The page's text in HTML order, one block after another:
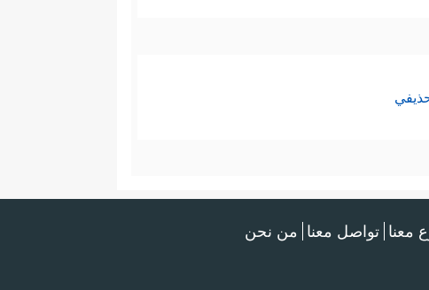
معنا تواصل معنا من نحن